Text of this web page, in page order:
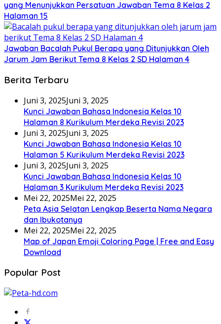
yang Menunjukkan Persatuan Jawaban Tema 8 Kelas 2
Halaman 15
Jawaban Bacalah Pukul Berapa yang Ditunjukkan Oleh
Jarum Jam Berikut Tema 8 Kelas 2 SD Halaman 4
Berita Terbaru
Juni 3, 2025Juni 3, 2025
Kunci Jawaban Bahasa Indonesia Kelas 10
Halaman 8 Kurikulum Merdeka Revisi 2023
Juni 3, 2025Juni 3, 2025
Kunci Jawaban Bahasa Indonesia Kelas 10
Halaman 5 Kurikulum Merdeka Revisi 2023
Juni 3, 2025Juni 3, 2025
Kunci Jawaban Bahasa Indonesia Kelas 10
Halaman 3 Kurikulum Merdeka Revisi 2023
Mei 22, 2025Mei 22, 2025
Peta Asia Selatan Lengkap Beserta Nama Negara
dan Ibukotanya
Mei 22, 2025Mei 22, 2025
Map of Japan Emoji Coloring Page | Free and Easy
Download
Popular Post